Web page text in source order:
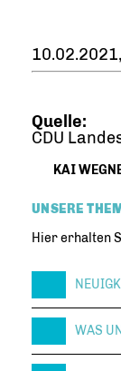
Quelle:
CDU
KAI
UNSERE
Hier erhalten
WAS